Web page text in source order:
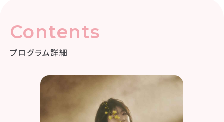
Contents
プログラム詳細